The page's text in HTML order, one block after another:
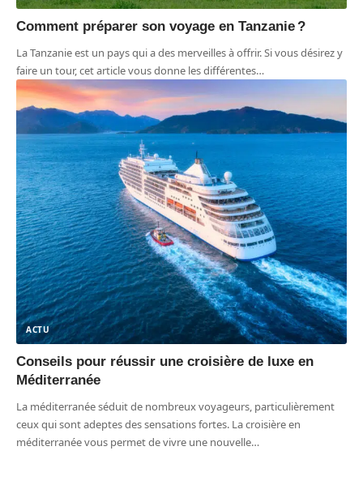
Comment préparer son voyage en Tanzanie ?
La Tanzanie est un pays qui a des merveilles à offrir. Si vous désirez y
faire un tour, cet article vous donne les différentes…
ACTU
Conseils pour réussir une croisière de luxe en
Méditerranée
La méditerranée séduit de nombreux voyageurs, particulièrement
ceux qui sont adeptes des sensations fortes. La croisière en
méditerranée vous permet de vivre une nouvelle…